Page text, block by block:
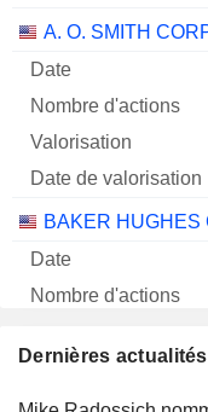
A. O. SMITH
BAKER HUGHES
Dernières